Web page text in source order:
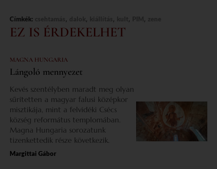
Címkék: , , , , ,
EZ IS ÉRDEKELHET
MAGNA HUNGARIA
Lángoló mennyezet
Kevés szentélyben maradt meg olyan
sűrítetten a magyar falusi középkor
misztikája, mint a felvidéki Csécs
község református templomában.
Magna Hungaria sorozatunk
tizenkettedik része következik.
Margittai Gábor